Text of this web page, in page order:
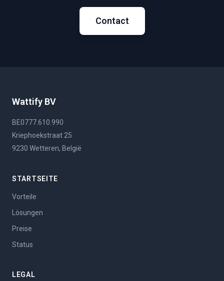
Contact
Wattify BV
BE0777.610.990
Kriephoekstraat 25
9230 Wetteren, België
STARTSEITE
Vorteile
Lösungen
Preise
Status
LEGAL